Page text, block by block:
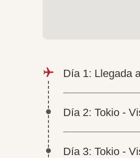
Día 1: Llegada
Día 2: Tokio -
Día 3: Tokio -